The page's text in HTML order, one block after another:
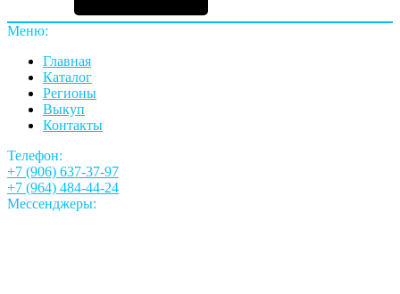
Меню:
Главная
Каталог
Регионы
Выкуп
Контакты
Телефон:
+7 (906) 637-37-97
+7 (964) 484-44-24
Мессенджеры: